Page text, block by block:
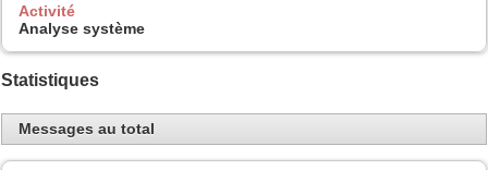
Activité
Analyse système
Statistiques
Messages au total